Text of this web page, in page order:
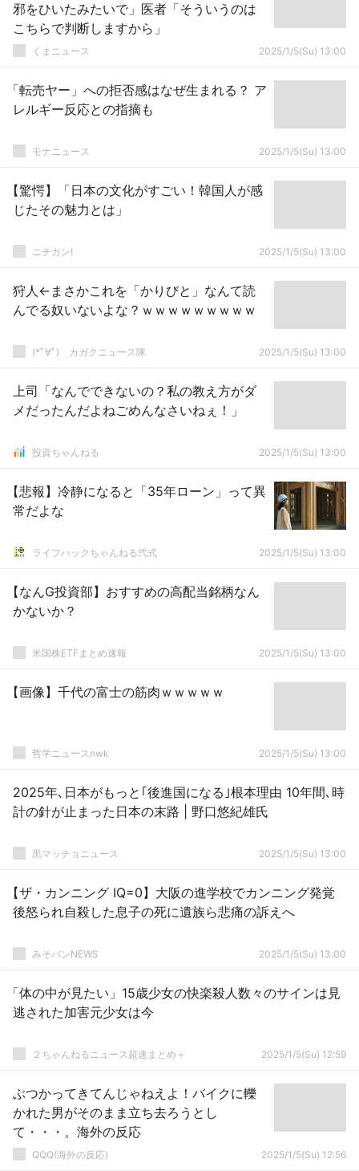
邪をひいたみたいで」医者「そういうのは
こちらで判断しますから」
くまニュース 2025/1/5(Su) 13:00
「転売ヤー」への拒否感はなぜ生まれる？ ア
レルギー反応との指摘も
モナニュース 2025/1/5(Su) 13:00
【驚愕】「日本の文化がすごい！韓国人が感
じたその魅力とは」
ニチカン! 2025/1/5(Su) 13:00
狩人←まさかこれを「かりびと」なんて読
んでる奴いないよな？ｗｗｗｗｗｗｗｗｗ
(*ﾟ∀ﾟ)ゞカガクニュース隊 2025/1/5(Su) 13:00
上司「なんでできないの？私の教え方がダ
メだったんだよねごめんなさいねぇ！」
投資ちゃんねる 2025/1/5(Su) 13:00
【悲報】冷静になると「35年ローン」って異
常だよな
ライフハックちゃんねる弐式 2025/1/5(Su) 13:00
【なんG投資部】おすすめの高配当銘柄なん
かないか？
米国株ETFまとめ速報 2025/1/5(Su) 13:00
【画像】千代の富士の筋肉ｗｗｗｗｗ
哲学ニュースnwk 2025/1/5(Su) 13:00
2025年､日本がもっと｢後進国になる｣根本理由 10年間､時
計の針が止まった日本の末路 | 野口悠紀雄氏
黒マッチョニュース 2025/1/5(Su) 13:00
【ザ・カンニング IQ=0】大阪の進学校でカンニング発覚
後怒られ自殺した息子の死に遺族ら悲痛の訴えへ
みそパンNEWS 2025/1/5(Su) 13:00
「体の中が見たい」15歳少女の快楽殺人数々のサインは見
逃された加害元少女は今
２ちゃんねるニュース超速まとめ＋ 2025/1/5(Su) 12:59
ぶつかってきてんじゃねえよ！バイクに轢
かれた男がそのまま立ち去ろうとし
て・・・。海外の反応
QQQ(海外の反応) 2025/1/5(Su) 12:56